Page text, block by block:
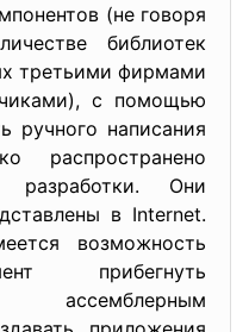
(не говоря
библиотек
третьими фирмами
с помощью
ручного написания
распространено
Они
в Internet.
возможность
прибегнуть
ассемблерным